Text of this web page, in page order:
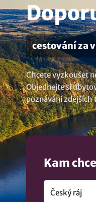
cestování za
Chcete vyzkoušet
Objednejte si
poznávání zdejších
návštěvou vinného
Kam